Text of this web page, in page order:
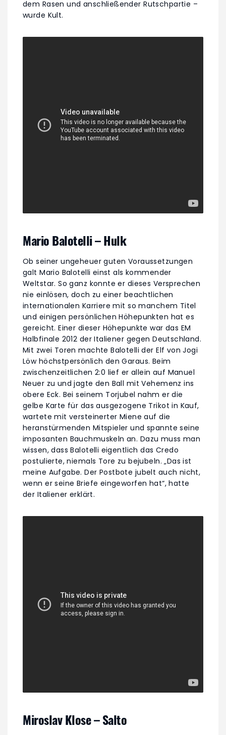
dem Rasen und anschließender Rutschpartie –
wurde Kult.
Mario Balotelli – Hulk
Ob seiner ungeheuer guten Voraussetzungen
galt Mario Balotelli einst als kommender
Weltstar. So ganz konnte er dieses Versprechen
nie einlösen, doch zu einer beachtlichen
internationalen Karriere mit so manchem Titel
und einigen persönlichen Höhepunkten hat es
gereicht. Einer dieser Höhepunkte war das EM
Halbfinale 2012 der Italiener gegen Deutschland.
Mit zwei Toren machte Balotelli der Elf von Jogi
Löw höchstpersönlich den Garaus. Beim
zwischenzeitlichen 2:0 lief er allein auf Manuel
Neuer zu und jagte den Ball mit Vehemenz ins
obere Eck. Bei seinem Torjubel nahm er die
gelbe Karte für das ausgezogene Trikot in Kauf,
wartete mit versteinerter Miene auf die
heranstürmenden Mitspieler und spannte seine
imposanten Bauchmuskeln an. Dazu muss man
wissen, dass Balotelli eigentlich das Credo
postulierte, niemals Tore zu bejubeln. „Das ist
meine Aufgabe. Der Postbote jubelt auch nicht,
wenn er seine Briefe eingeworfen hat“, hatte
der Italiener erklärt.
Miroslav Klose – Salto